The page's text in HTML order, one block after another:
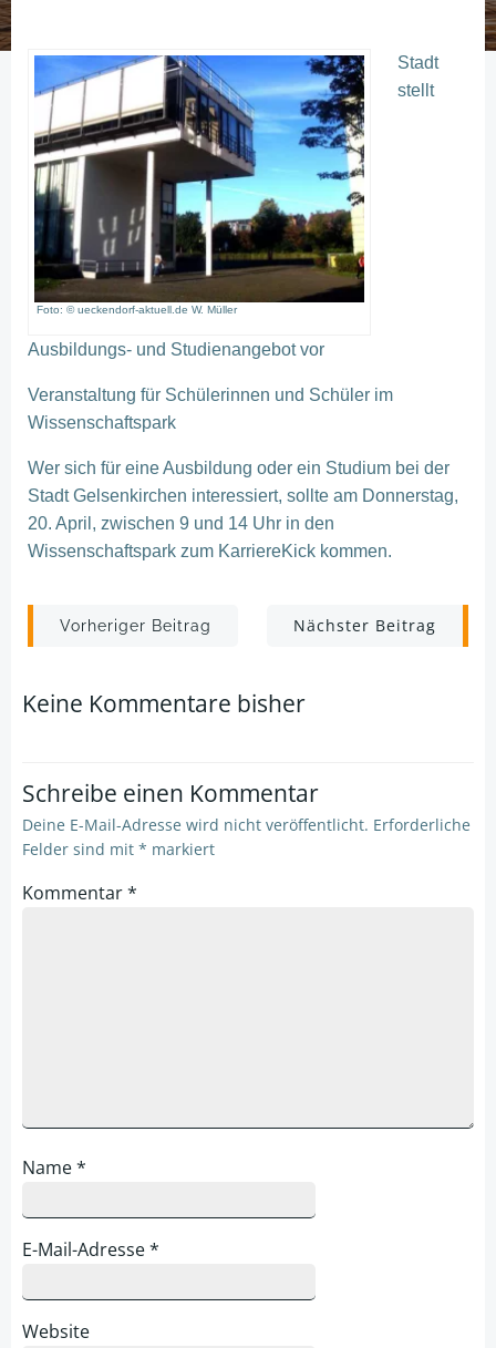
Foto: © ueckendorf-aktuell.de W. Müller
Stadt
stellt
Ausbildungs- und Studienangebot vor
Veranstaltung für Schülerinnen und Schüler im
Wissenschaftspark
Wer sich für eine Ausbildung oder ein Studium bei der
Stadt Gelsenkirchen interessiert, sollte am Donnerstag,
20. April, zwischen 9 und 14 Uhr in den
Wissenschaftspark zum KarriereKick kommen.
Post
navigation
Vorheriger Beitrag
Post
navigation
Nächster Beitrag
Keine Kommentare bisher
Schreibe einen Kommentar
Deine E-Mail-Adresse wird nicht veröffentlicht. Erforderliche
Felder sind mit * markiert
Kommentar*
Name*
E-Mail-Adresse*
Website